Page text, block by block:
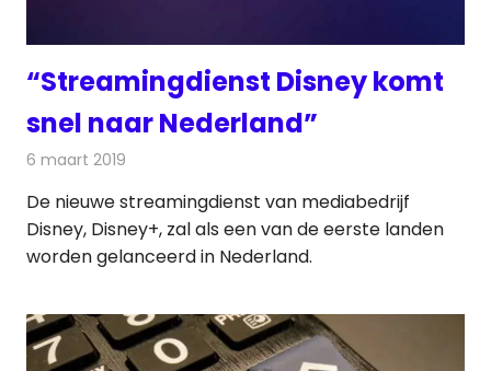
“Streamingdienst Disney komt
snel naar Nederland”
6 maart 2019
De nieuwe streamingdienst van mediabedrijf
Disney, Disney+, zal als een van de eerste landen
worden gelanceerd in Nederland.